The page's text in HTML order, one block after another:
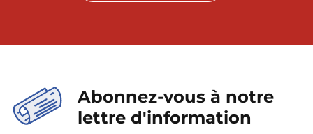
Abonnez-vous à notre
lettre d'information